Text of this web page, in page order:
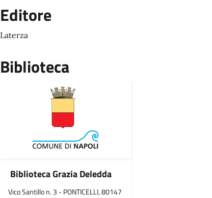
Editore
Laterza
Biblioteca
Biblioteca Grazia Deledda
Vico Santillo n. 3 - PONTICELLI, 80147